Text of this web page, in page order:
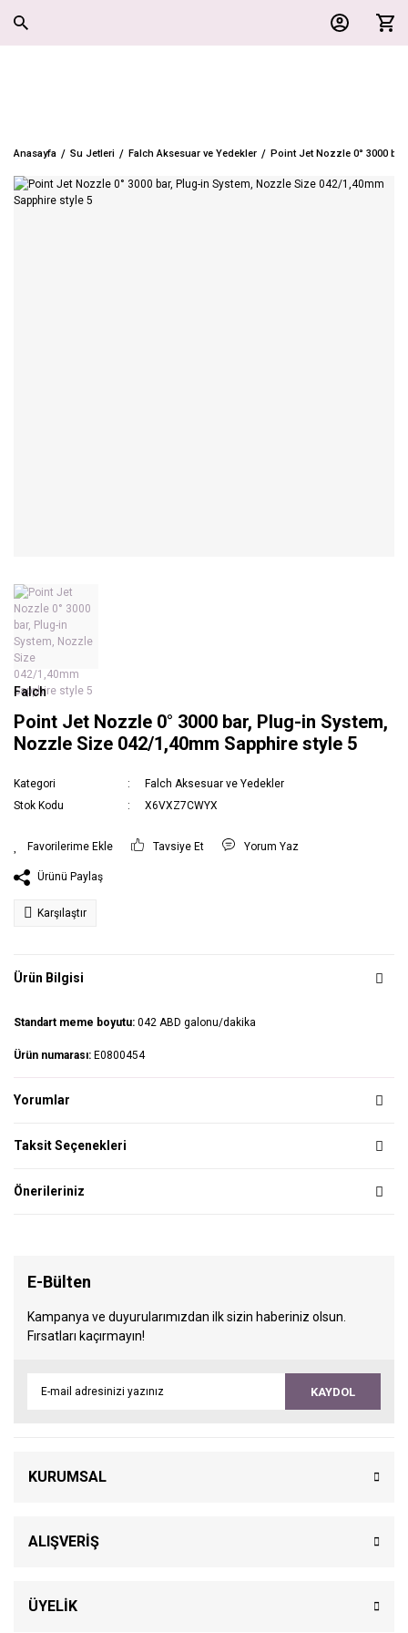
Anasayfa Su Jetleri Falch Aksesuar ve Yedekler Point Jet Nozzle 0° 3000
Falch
Point Jet Nozzle 0° 3000 bar, Plug-in System,
Nozzle Size 042/1,40mm Sapphire style 5
Kategori
Falch Aksesuar ve Yedekler
Stok Kodu
X6VXZ7CWYX
Tavsiye Et Yorum Yaz
Ürünü Paylaş
Karşılaştır
Ürün Bilgisi
Standart meme boyutu: 042 ABD galonu/dakika
Ürün numarası: E0800454
Yorumlar
Taksit Seçenekleri
Önerileriniz
E-Bülten
Kampanya ve duyurularımızdan ilk sizin haberiniz olsun.
Fırsatları kaçırmayın!
KAYDOL
KURUMSAL
ALIŞVERİŞ
ÜYELİK